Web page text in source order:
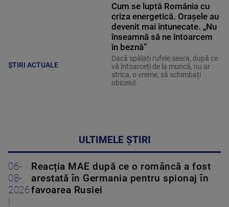
ȘTIRI ACTUALE
Cum se luptă România cu
criza energetică. Orașele au
devenit mai întunecate. „Nu
înseamnă să ne întoarcem
în beznă”
Dacă spălați rufele seara, după ce
vă întoarceți de la muncă, nu ar
strica, o vreme, să schimbați
obiceiul.
ULTIMELE ȘTIRI
06-
08-
2026
Reacția MAE după ce o româncă a fost
arestată în Germania pentru spionaj în
favoarea Rusiei